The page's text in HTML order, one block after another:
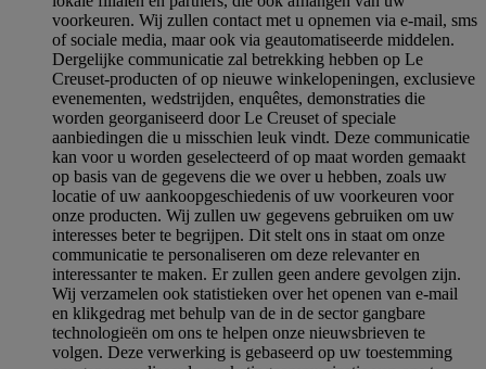
voorkeuren. Wij zullen contact met u opnemen via e-mail, sms
of sociale media, maar ook via geautomatiseerde middelen.
Dergelijke communicatie zal betrekking hebben op Le
Creuset-producten of op nieuwe winkelopeningen, exclusieve
evenementen, wedstrijden, enquêtes, demonstraties die
worden georganiseerd door Le Creuset of speciale
aanbiedingen die u misschien leuk vindt. Deze communicatie
kan voor u worden geselecteerd of op maat worden gemaakt
op basis van de gegevens die we over u hebben, zoals uw
locatie of uw aankoopgeschiedenis of uw voorkeuren voor
onze producten. Wij zullen uw gegevens gebruiken om uw
interesses beter te begrijpen. Dit stelt ons in staat om onze
communicatie te personaliseren om deze relevanter en
interessanter te maken. Er zullen geen andere gevolgen zijn.
Wij verzamelen ook statistieken over het openen van e-mail
en klikgedrag met behulp van de in de sector gangbare
technologieën om ons te helpen onze nieuwsbrieven te
volgen. Deze verwerking is gebaseerd op uw toestemming